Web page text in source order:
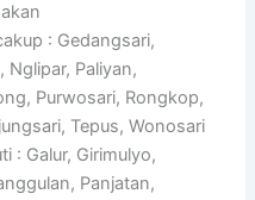
: Gedangsari,
Paliyan,
Purwosari, Rongkop,
Tepus, Wonosari
: Galur, Girimulyo,
Panjatan,